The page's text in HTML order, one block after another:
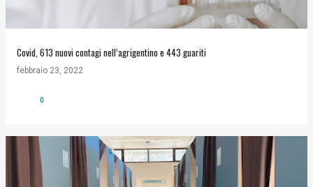
Covid, 613 nuovi contagi nell’agrigentino e 443 guariti
febbraio 23, 2022
0